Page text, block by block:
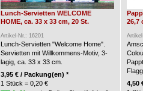
Lunch-Servietten WELCOME
HOME, ca. 33 x 33 cm, 20 St.
Artikel-Nr.: 16201
Lunch-Servietten "Welcome Home".
Servietten mit Willkommens-Motiv, 3-
lagig, ca. 33 x 33 cm.
3,95 € / Packung(en) *
1 Stück = 0,20 €
26,7
4,50